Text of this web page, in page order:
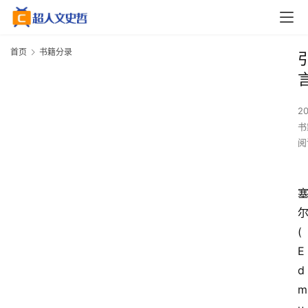
首页 书籍分录
塞
尔
(
E
d
m